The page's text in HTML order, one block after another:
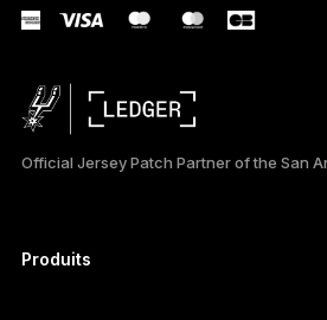
РУССКИЙ
日本語
Official Jersey Patch Partner of the San
Produits